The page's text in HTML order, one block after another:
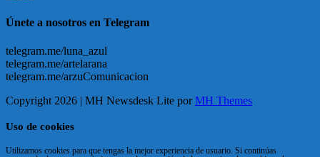
Únete a nosotros en Telegram
telegram.me/luna_azul
telegram.me/artelarana
telegram.me/arzuComunicacion
Copyright 2026 | MH Newsdesk Lite porMH Themes
Uso de cookies
Utilizamos cookies para que tengas la mejor experiencia de usuario. Si continúas